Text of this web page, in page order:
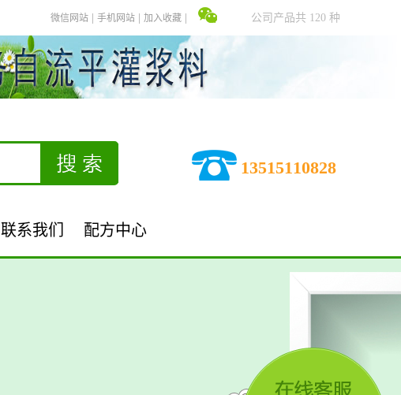
加入收藏
手机网站
微信网站 公司产品共 120 种
13515110828
联系我们 配方中心